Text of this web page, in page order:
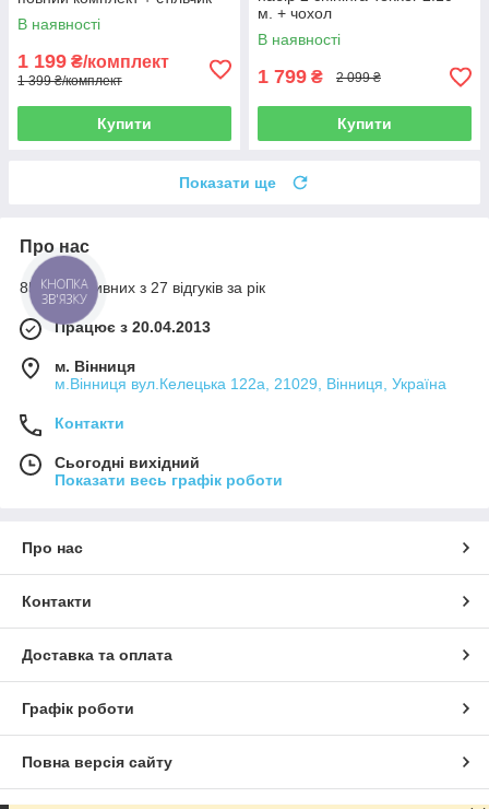
В наявності
1 199 ₴/комплект
1 399 ₴/комплект
Купити
м. + чохол
В наявності
1 799 ₴ 2 099 ₴
Купити
Показати ще
Про нас
85% позитивних з 27 відгуків за рік
Працює з 20.04.2013
м. Вінниця
м.Вінниця вул.Келецька 122а, 21029, Вінниця, Україна
Контакти
Сьогодні вихідний
Показати весь графік роботи
Про нас
Контакти
Доставка та оплата
Графік роботи
Повна версія сайту
КНОПКА
ЗВ'ЯЗКУ